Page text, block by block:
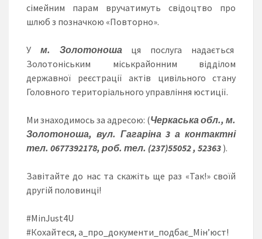
сімейним парам вручатимуть свідоцтво про
шлюб з позначкою «Повторно».
У м. Золотоношаця послуга надається
Золотоніським міськрайонним відділом
державної реєстрації актів цивільного стану
Головного територіального управління юстиції.
Ми знаходимось за адресою: (Черкаська обл., м.
Золотоноша, вул. Гагаріна 3 а контактні
тел. 0677392178, роб. тел. (237)55052 , 52363 ).
Завітайте до нас та скажіть ще раз «Так!» своїй
другій половинці!
#MinJust4U
#Кохайтеся, а_про_документи_подбає_Мін’юст!